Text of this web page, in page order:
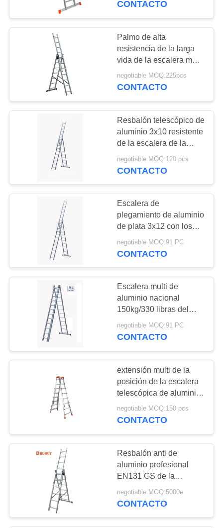
CONTACTO
Palmo de alta
resistencia de la larga
vida de la escalera multi
de aluminio conveniente
del propósito 3x7
negotiable MOQ:225pcs
CONTACTO
Resbalón telescópico de
aluminio 3x10 resistente
de la escalera de la
seguridad al aire libre
negotiable MOQ:120 pcs
CONTACTO
Escalera de
plegamiento de aluminio
de plata 3x12 con los
peldaños direccionales
multi
negotiable MOQ:91 PC
CONTACTO
Escalera multi de
aluminio nacional
150kg/330 libras del
propósito de capacidad
de carga 3x12
negotiable MOQ:91 PC
CONTACTO
extensión multi de la
posición de la escalera
telescópica de aluminio
portátil 4x6
negotiable MOQ:150 pcs
CONTACTO
Resbalón anti de
aluminio profesional
EN131 GS de la
escalera de extensión
3x7 certificado
negotiable MOQ:5000e
CONTACTO